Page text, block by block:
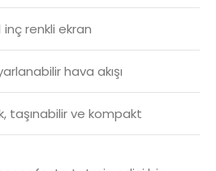
inç renkli ekran
hava akışı
taşınabilir ve kompakt